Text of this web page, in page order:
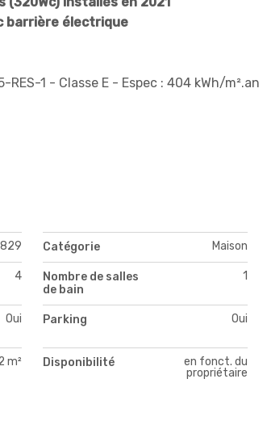
barrière électrique
1 - Classe E - Espec : 404 kWh/m².an
Catégorie Maison
4
Nombre de salles
de bain
1
Oui Parking Oui
m² Disponibilité
en fonct. du
propriétaire